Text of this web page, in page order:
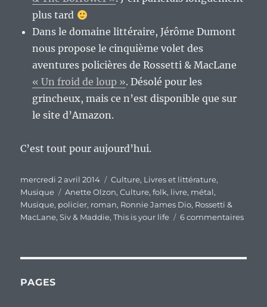
plus tard
Dans le domaine littéraire, Jérôme Dumont
nous propose le cinquième volet des
aventures policières de Rossetti & MacLane
« Un froid de loup ». Désolé pour les
grincheux, mais ce n’est disponible que sur
le site d’Amazon.
C’est tout pour aujourd’hui.
Publié
le
mercredi 2 avril 2014 Catégories
Culture, Livres et littérature,
Musique
Étiquettes
Anette Olzon,Culture,folk, livre, métal,
Musique, policier, roman, Ronnie James Dio, Rossetti &
MacLane,Siv & Maddie,This is your life 6 commentairessur
PAGES